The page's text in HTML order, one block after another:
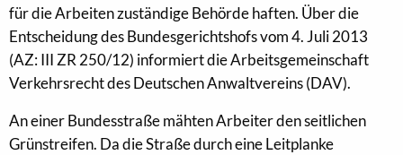
für die Arbeiten zuständige Behörde haften. Über die
Entscheidung des Bundesgerichtshofs vom 4. Juli 2013
(AZ: III ZR 250/12) informiert die Arbeitsgemeinschaft
Verkehrsrecht des Deutschen Anwaltvereins (DAV).
An einer Bundesstraße mähten Arbeiter den seitlichen
Grünstreifen. Da die Straße durch eine Leitplanke